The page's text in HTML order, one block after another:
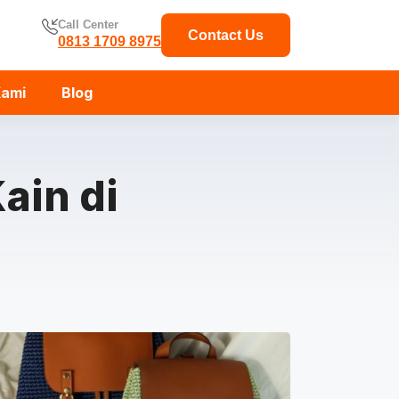
Call Center
0813 1709 8975 Contact Us
Blog
di